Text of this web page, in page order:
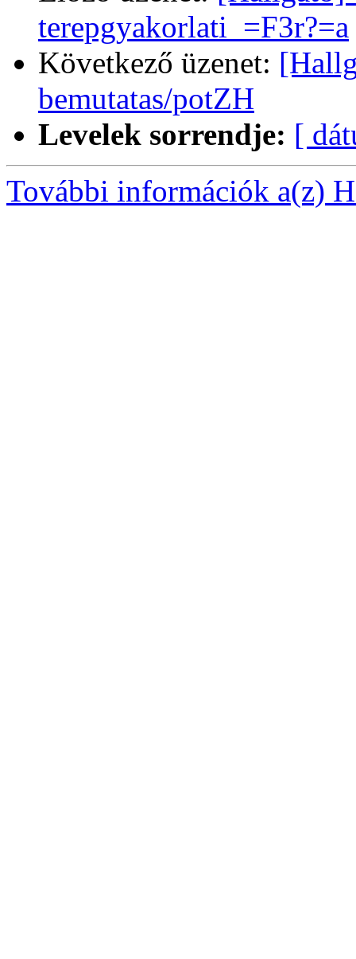
terepgyakorlati_=F3r?=a
Következő üzenet:
bemutatas/potZH
Levelek sorrendje: [
További információk a(z)